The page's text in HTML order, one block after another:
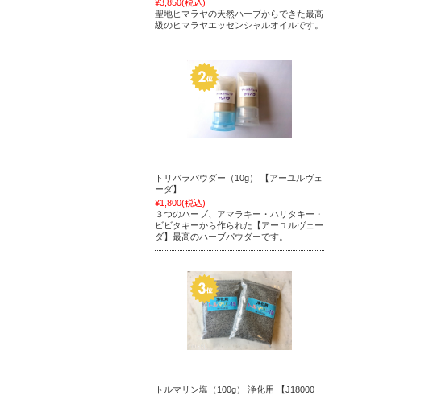
¥3,850(税込)
聖地ヒマラヤの天然ハーブからできた最高
級のヒマラヤエッセンシャルオイルです。
トリパラパウダー（10g） 【アーユルヴェ
ーダ】
¥1,800(税込)
３つのハーブ、アマラキー・ハリタキー・
ビビタキーから作られた【アーユルヴェー
ダ】最高のハーブパウダーです。
トルマリン塩（100g） 浄化用 【J18000